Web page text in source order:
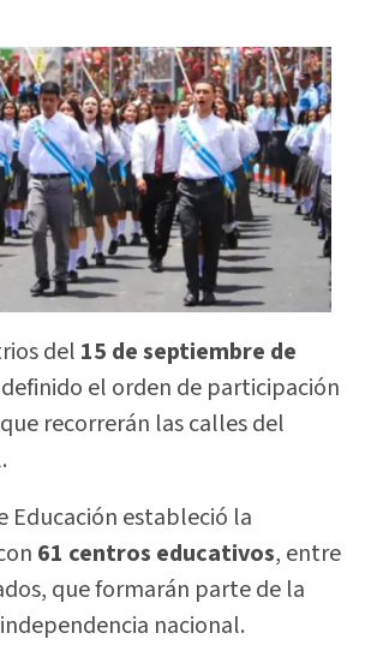
del 15 de septiembre de
el orden de participación
recorrerán las calles del
Educación estableció la
61 centros educativos, entre
que formarán parte de la
nacional.